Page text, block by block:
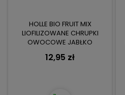
HOLLE BIO FRUIT MIX
LIOFILIZOWANE CHRUPKI
OWOCOWE JABŁKO
12,95 zł